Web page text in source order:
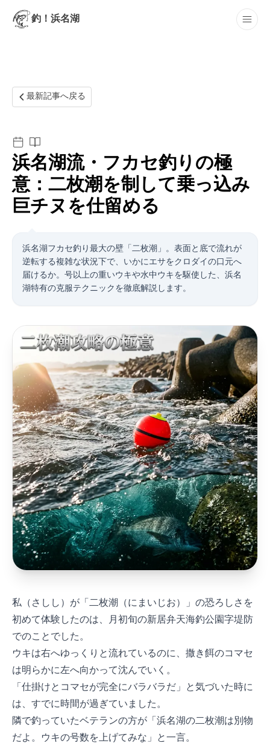
釣！浜名湖
最新記事
最新記事へ戻る
浜名湖流・フカセ釣りの極
意：二枚潮を制して乗っ込み
巨チヌを仕留める
浜名湖フカセ釣り最大の壁「二枚潮」。表面と底で流れが
逆転する複雑な状況下で、いかにエサをクロダイの口元へ
届けるか。1号以上の重いウキや水中ウキを駆使した、浜名
湖特有の克服テクニックを徹底解説します。
私（さしし）が「二枚潮（にまいじお）」の恐ろしさを
初めて体験したのは、4月初旬の新居弁天海釣公園T字堤防
でのことでした。
ウキは右へゆっくりと流れているのに、撒き餌のコマセ
は明らかに左へ向かって沈んでいく。
「仕掛けとコマセが完全にバラバラだ」と気づいた時に
は、すでに2時間が過ぎていました。
隣で釣っていたベテランの方が「浜名湖の二枚潮は別物
だよ。ウキの号数を上げてみな」と一言。